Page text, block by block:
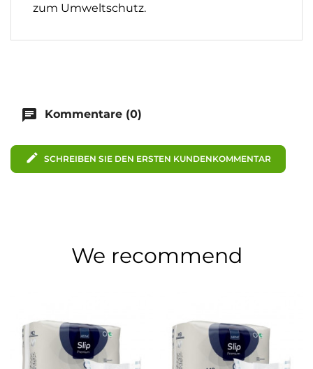
zum Umweltschutz.
chat Kommentare (0)
edit SCHREIBEN SIE DEN ERSTEN KUNDENKOMMENTAR
We recommend